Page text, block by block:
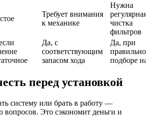
Требует внимания
к механике
Нужна
чистка
фильтров
Да, с
соответствующим
запасом хода
Да, при
подборе
перед установкой
систему или брать в работу —
вопросов. Это сэкономит деньги и